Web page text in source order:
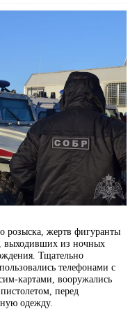
розыска, жертв фигуранты
выходивших из ночных
Тщательно
телефонами с
картами, вооружались
перед
одежду.